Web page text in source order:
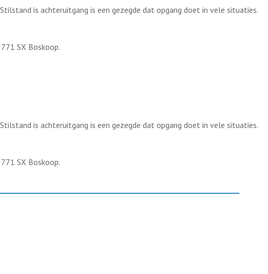
is achteruitgang is een gezegde dat opgang doet in vele situaties.
SX Boskoop.
is achteruitgang is een gezegde dat opgang doet in vele situaties.
SX Boskoop.